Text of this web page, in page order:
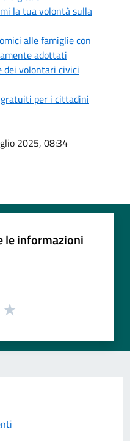
la tua volontà sulla
alle famiglie con
adottati
dei volontari civici
per i cittadini
2025, 08:34
le informazioni